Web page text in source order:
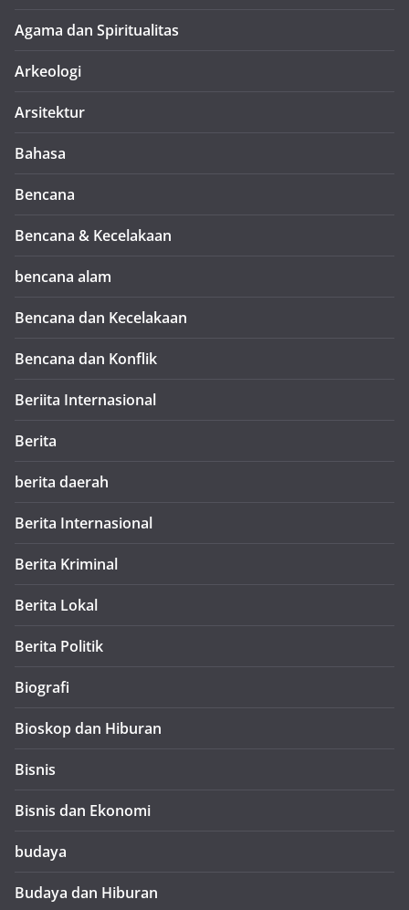
Agama dan Spiritualitas
Arkeologi
Arsitektur
Bahasa
Bencana
Bencana & Kecelakaan
bencana alam
Bencana dan Kecelakaan
Bencana dan Konflik
Beriita Internasional
Berita
berita daerah
Berita Internasional
Berita Kriminal
Berita Lokal
Berita Politik
Biografi
Bioskop dan Hiburan
Bisnis
Bisnis dan Ekonomi
budaya
Budaya dan Hiburan